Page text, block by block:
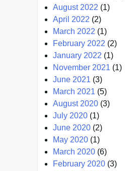
August 2022 (1)
April 2022 (2)
March 2022 (1)
February 2022 (2)
January 2022 (1)
November 2021 (1)
June 2021 (3)
March 2021 (5)
August 2020 (3)
July 2020 (1)
June 2020 (2)
May 2020 (1)
March 2020 (6)
February 2020 (3)